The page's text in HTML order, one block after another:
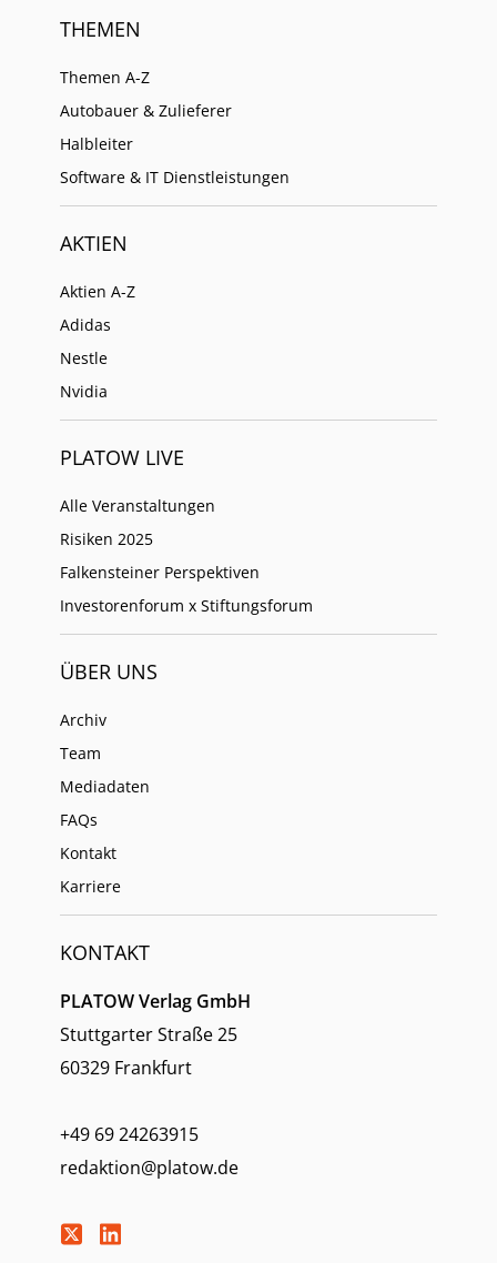
THEMEN
Themen A-Z
Autobauer & Zulieferer
Halbleiter
Software & IT Dienstleistungen
AKTIEN
Aktien A-Z
Adidas
Nestle
Nvidia
PLATOW LIVE
Alle Veranstaltungen
Risiken 2025
Falkensteiner Perspektiven
Investorenforum x Stiftungsforum
ÜBER UNS
Archiv
Team
Mediadaten
FAQs
Kontakt
Karriere
KONTAKT
PLATOW Verlag GmbH
Stuttgarter Straße 25
60329 Frankfurt
+49 69 24263915
redaktion@platow.de